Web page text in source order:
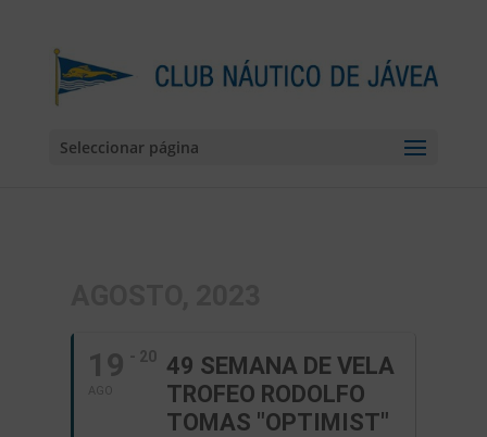
Seleccionar página
19
AGO
- 20
49 SEMANA DE VELA
TROFEO RODOLFO
TOMAS "OPTIMIST"